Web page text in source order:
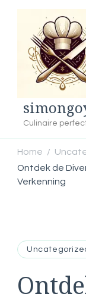
Culinaire
Home /
Ontdek de
Verkenning